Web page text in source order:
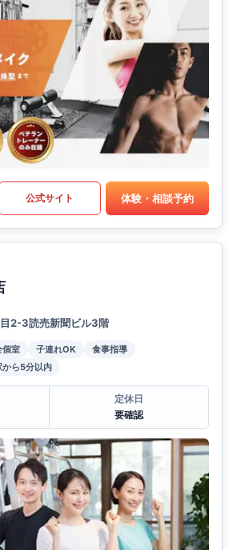
公式サイト 体験・相談予約
2-3読売新聞ビル3階
個室 子連れOK
食事指導
から5分以内
定休日
要確認